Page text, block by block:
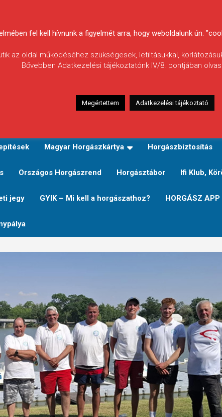
Magyar Horgászkártya Horgászbiztosítás
Országos Horgászrend Horgásztábor Ifi Klub,
jegy GYIK – Mi kell a horgászathoz? HORGÁSZ APP
fel kell hívnunk a figyelmét arra, hogy weboldalunk ún.
az oldal működéséhez szükségesek, letiltásukkal,
Bővebben Adatkezelési tájékoztatónk IV/8. pontjában
Megértettem Adatkezelési tájékoztató